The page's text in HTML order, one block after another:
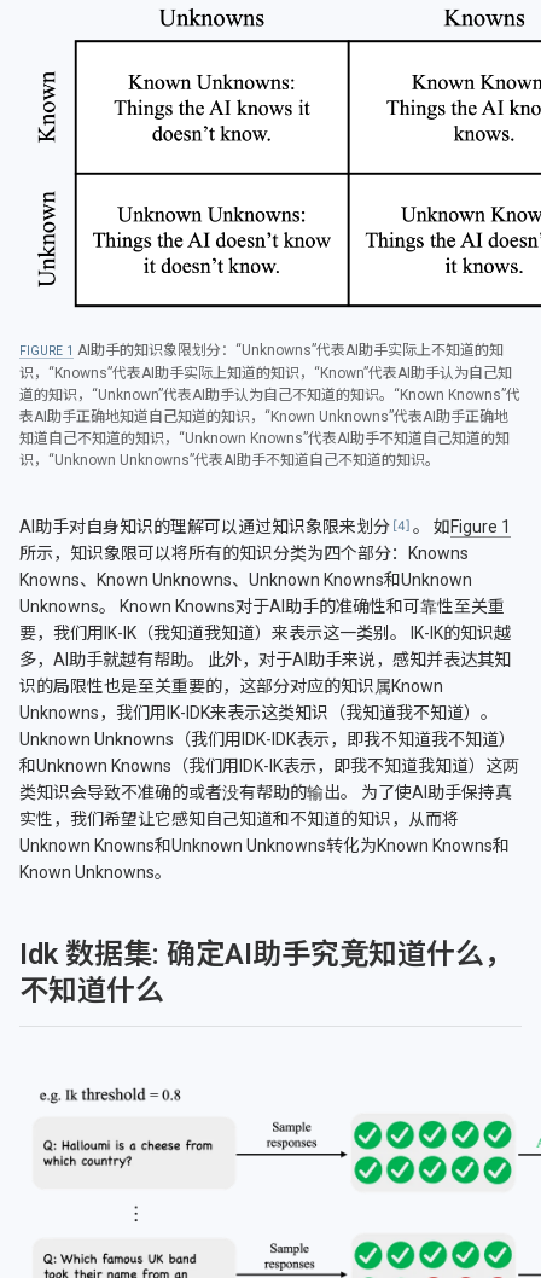
1 AI助手的知识象限划分：“Unknowns”代表AI助手实际上不知道的知
识，“Knowns”代表AI助手实际上知道的知识，“Known”代表AI助手认为自己知
道的知识，“Unknown”代表AI助手认为自己不知道的知识。“Known Knowns”代
表AI助手正确地知道自己知道的知识，“Known Unknowns”代表AI助手正确地
知道自己不知道的知识，“Unknown Knowns”代表AI助手不知道自己知道的知
识，“Unknown Unknowns”代表AI助手不知道自己不知道的知识。
AI助手对自身知识的理解可以通过知识象限来划分 。 如Figure 1
所示，知识象限可以将所有的知识分类为四个部分：Knowns
Knowns、Known Unknowns、Unknown Knowns和Unknown
Unknowns。 Known Knowns对于AI助手的准确性和可靠性至关重
要，我们用IK-IK（我知道我知道）来表示这一类别。 IK-IK的知识越
多，AI助手就越有帮助。 此外，对于AI助手来说，感知并表达其知
识的局限性也是至关重要的，这部分对应的知识属Known
Unknowns，我们用IK-IDK来表示这类知识（我知道我不知道）。
Unknown Unknowns（我们用IDK-IDK表示，即我不知道我不知道）
和Unknown Knowns（我们用IDK-IK表示，即我不知道我知道）这两
类知识会导致不准确的或者没有帮助的输出。 为了使AI助手保持真
实性，我们希望让它感知自己知道和不知道的知识，从而将
Unknown Knowns和Unknown Unknowns转化为Known Knowns和
Known Unknowns。
Idk 数据集: 确定AI助手究竟知道什么，
不知道什么